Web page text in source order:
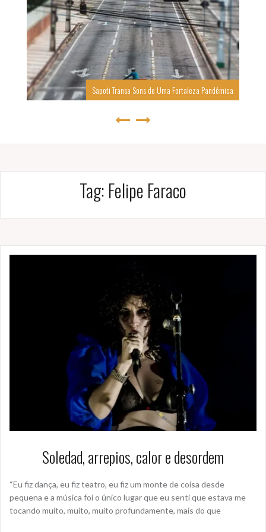
Sapoti Transa Sons de Uma Fortaleza Pandêmica
Tag: Felipe Faraco
Soledad, arrepios, calor e desordem
“Eu fiz dança, eu fiz teatro, eu fiz um monte de coisa desde
pequena e a música foi o único lugar que eu senti que estava me
tocando muito, muito, muito profundamente, mais do que